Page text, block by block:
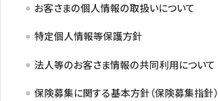
お客さまの個人情報の取扱いについて
特定個人情報等保護方針
法人等のお客さま情報の共同利用について
保険募集に関する基本方針（保険募集指針）